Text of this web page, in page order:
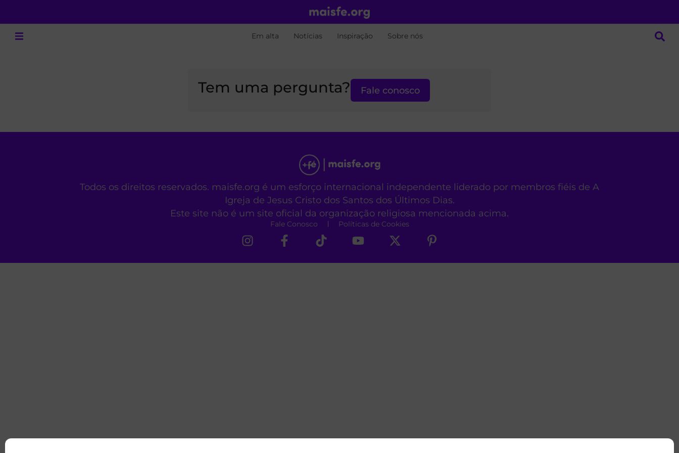
Em alta Notícias Inspiração Sobre nós
Tem uma pergunta? Fale conosco
Todos os direitos reservados. maisfe.org é um esforço internacional independente liderado por membros fiéis de A
Igreja de Jesus Cristo dos Santos dos Últimos Dias.
Este site não é um site oficial da organização religiosa mencionada acima.
Fale Conosco Políticas de Cookies